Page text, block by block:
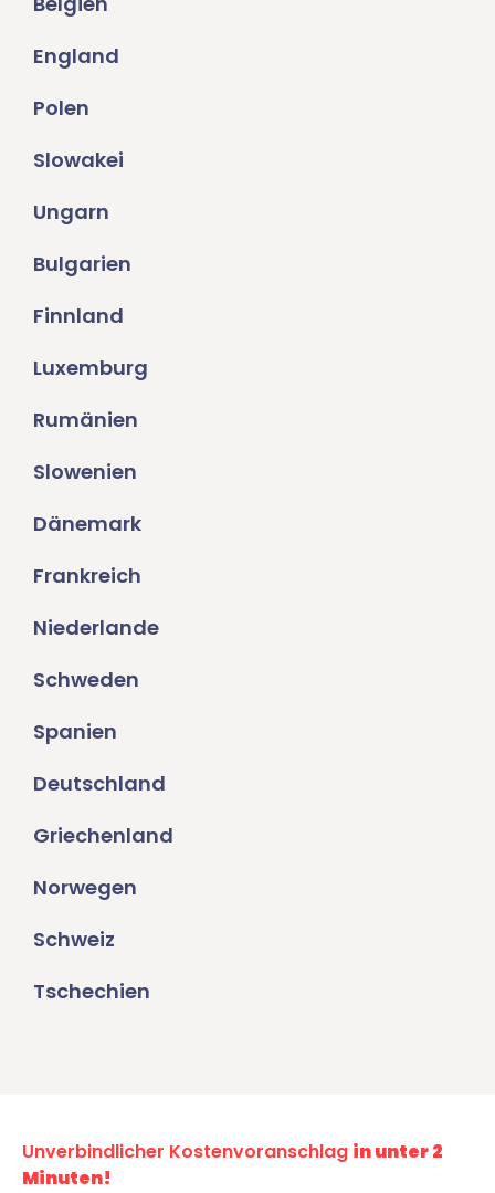
England
Polen
Slowakei
Ungarn
Bulgarien
Finnland
Luxemburg
Rumänien
Slowenien
Dänemark
Frankreich
Niederlande
Schweden
Spanien
Deutschland
Griechenland
Norwegen
Schweiz
Tschechien
Unverbindlicher Kostenvoranschlag in unter 2
Minuten!